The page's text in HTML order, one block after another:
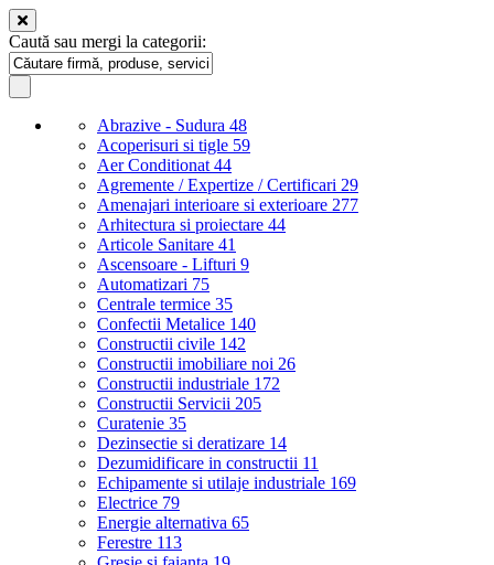
Caută sau mergi la categorii:
Abrazive - Sudura 48
Acoperisuri si tigle 59
Aer Conditionat 44
Agremente / Expertize / Certificari 29
Amenajari interioare si exterioare 277
Arhitectura si proiectare 44
Articole Sanitare 41
Ascensoare - Lifturi 9
Automatizari 75
Centrale termice 35
Confectii Metalice 140
Constructii civile 142
Constructii imobiliare noi 26
Constructii industriale 172
Constructii Servicii 205
Curatenie 35
Dezinsectie si deratizare 14
Dezumidificare in constructii 11
Echipamente si utilaje industriale 169
Electrice 79
Energie alternativa 65
Ferestre 113